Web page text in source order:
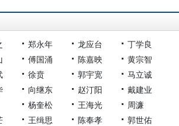
郑永年 龙应台
丁学良
傅国涌 陈嘉映
黄宗智
徐贲 郭宇宽
马立诚
向继东 赵汀阳
戴建业
杨奎松 王海光
周濂
王缉思 陈奉孝
郭世佑